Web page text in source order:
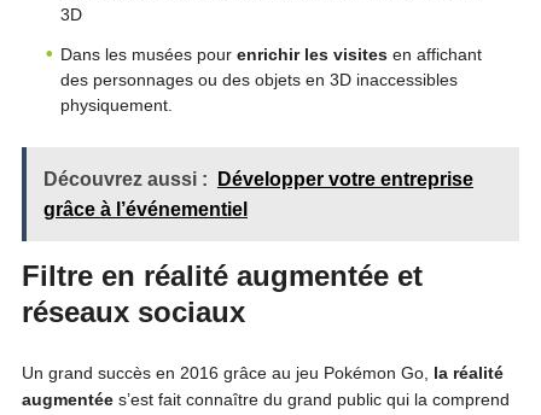
3D
Dans les musées pour enrichir les visitesen affichant
des personnages ou des objets en 3D inaccessibles
physiquement.
Découvrez aussi :
Développer votre entreprise
grâce à l’événementiel
Filtre en réalité augmentée et
réseaux sociaux
Un grand succès en 2016 grâce au jeu Pokémon Go, la réalité
augmentées’est fait connaître du grand public qui la comprend